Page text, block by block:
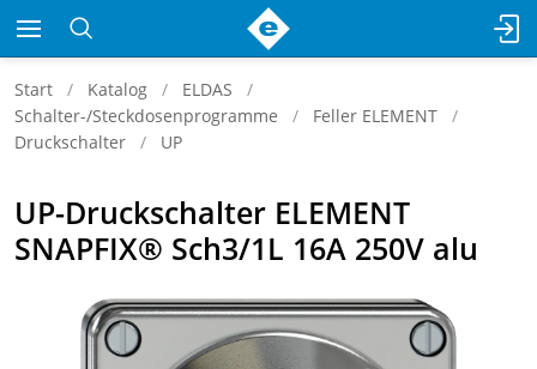
Start Katalog
ELDAS
Schalter-/Steckdosenprogramme
Feller ELEMENT
Druckschalter
UP
UP-Druckschalter ELEMENT
SNAPFIX® Sch3/1L 16A 250V alu